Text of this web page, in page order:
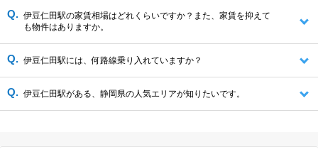
伊豆仁田駅の家賃相場はどれくらいですか？また、家賃を抑えて
も物件はありますか。
伊豆仁田駅には、何路線乗り入れていますか？
伊豆仁田駅がある、静岡県の人気エリアが知りたいです。